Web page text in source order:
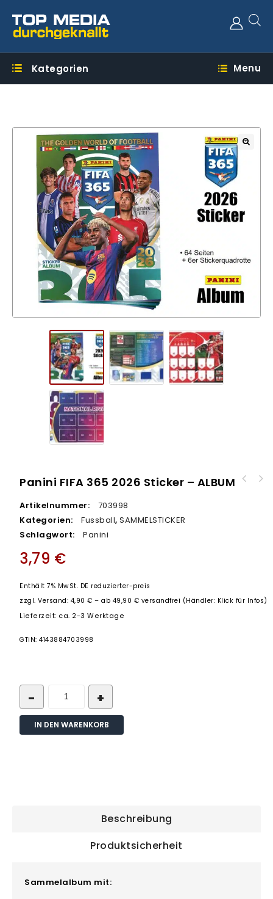
Kategorien Menu
Panini FIFA 365 2026 Sticker – ALBUM
Artikelnummer:
703998
Kategorien:
Fussball,SAMMELSTICKER
Schlagwort:
Panini
3,79 €
Enthält 7% MwSt. DE reduzierter-preis
zzgl.Versand: 4,90 € – ab 49,90 € versandfrei (Händler: Klick für Infos)
Lieferzeit: ca. 2-3 Werktage
GTIN: 4143884703998
IN DEN WARENKORB
Beschreibung
Produktsicherheit
Sammelalbum mit: